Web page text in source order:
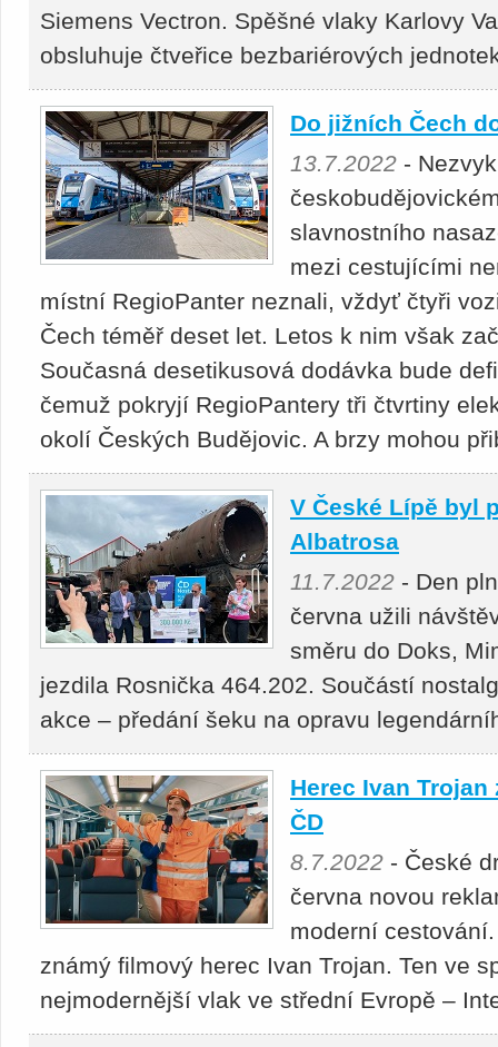
Siemens Vec­tron. Spěšné vlaky Karlovy
obsluhuje čtveřice bezbariérových
Do jižních Čech
13.7.2022 -
slavnostního
mezi cestujícími
místní RegioPanter neznali, vždyť čtyři
Čech téměř deset let. Letos k nim však
Současná desetikusová dodávka bude
čemuž pokryjí RegioPantery tři čtvrtiny
okolí Českých Budějovic. A brzy mohou
V České Lípě byl
Albatrosa
11.7.2022 - Den
června užili
směru do Doks,
jezdila Rosnička 464.202. Součástí
akce – předání šeku na opravu
Herec Ivan
ČD
8.7.2022 - České
června novou
moderní
známý filmový herec Ivan Trojan. Ten ve
nejmodernější vlak ve střední Evropě –